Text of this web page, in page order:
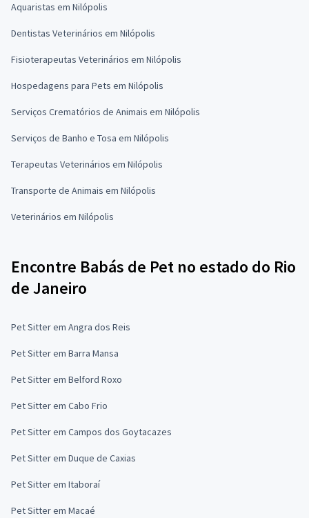
Aquaristas em Nilópolis
Dentistas Veterinários em Nilópolis
Fisioterapeutas Veterinários em Nilópolis
Hospedagens para Pets em Nilópolis
Serviços Crematórios de Animais em Nilópolis
Serviços de Banho e Tosa em Nilópolis
Terapeutas Veterinários em Nilópolis
Transporte de Animais em Nilópolis
Veterinários em Nilópolis
Encontre Babás de Pet no estado do Rio
de Janeiro
Pet Sitter em Angra dos Reis
Pet Sitter em Barra Mansa
Pet Sitter em Belford Roxo
Pet Sitter em Cabo Frio
Pet Sitter em Campos dos Goytacazes
Pet Sitter em Duque de Caxias
Pet Sitter em Itaboraí
Pet Sitter em Macaé